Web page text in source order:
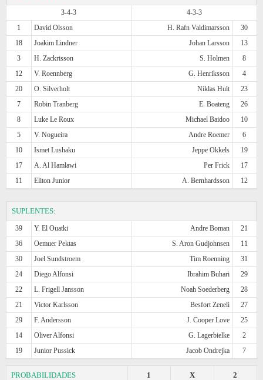
3-4-3
4-3-3
1
David Olsson H. Rafn Valdimarsson
30
18
Joakim Lindner Johan Larsson
13
3
H. Zackrisson S. Holmen
8
12
V. Roennberg G. Henriksson
4
20
O. Silverholt Niklas Hult
23
7
Robin Tranberg E. Boateng
26
8
Luke Le Roux Michael Baidoo
10
5
V. Nogueira Andre Roemer
6
10
Ismet Lushaku Jeppe Okkels
19
17
A. Al Hamlawi Per Frick
17
11
Eliton Junior A. Bernhardsson 12
SUPLENTES:
39 Y. El Ouatki Andre Boman
21
36
Oemuer Pektas S. Aron Gudjohnsen
11
30
Joel Sundstroem Tim Roenning
31
24
Diego Alfonsi Ibrahim Buhari
29
22
L. Frigell Jansson Noah Soederberg
28
21
Victor Karlsson Besfort Zeneli
27
29
F. Andersson J. Cooper Love
25
14
Oliver Alfonsi G. Lagerbielke
2
19
Junior Pussick Jacob Ondrejka 7
PROBABILIDADES 2
X
1